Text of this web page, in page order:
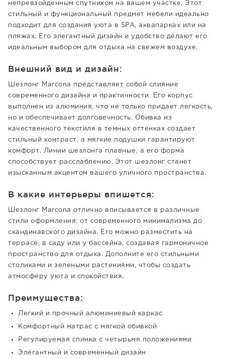
непревзойденным спутником на вашем участке. Этот
стильный и функциональный предмет мебели идеально
подходит для создания уюта в SPA, аквапарках или на
пляжах. Его элегантный дизайн и удобство делают его
идеальным выбором для отдыха на свежем воздухе.
Внешний вид и дизайн:
Шезлонг Marcona представляет собой слияние
современного дизайна и практичности. Его корпус
выполнен из алюминия, что не только придает легкость,
но и обеспечивает долговечность. Обивка из
качественного текстиля в темных оттенках создает
стильный контраст, а мягкие подушки гарантируют
комфорт. Линии шезлонга плавные, а его форма
способствует расслаблению. Этот шезлонг станет
изысканным акцентом вашего уличного пространства.
В какие интерьеры впишется:
Шезлонг Marcona отлично вписывается в различные
стили оформления: от современного минимализма до
скандинавского дизайна. Его можно разместить на
террасе, в саду или у бассейна, создавая гармоничное
пространство для отдыха. Дополните его стильными
столиками и зелеными растениями, чтобы создать
атмосферу уюта и спокойствия.
Преимущества:
Легкий и прочный алюминиевый каркас
Комфортный матрас с мягкой обивкой
Регулируемая спинка с четырьмя положениями
Элегантный и современный дизайн